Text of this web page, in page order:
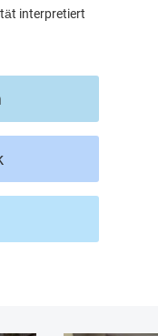
interpretiert